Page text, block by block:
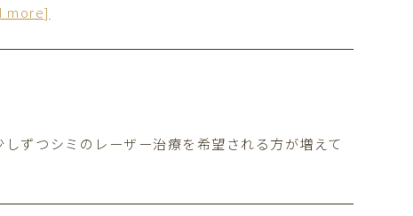
more]
ずつシミのレーザー治療を希望される方が増えて